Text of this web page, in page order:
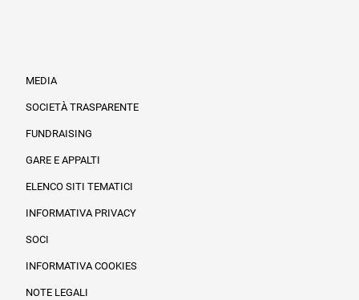
MEDIA
SOCIETÀ TRASPARENTE
FUNDRAISING
GARE E APPALTI
ELENCO SITI TEMATICI
INFORMATIVA PRIVACY
SOCI
INFORMATIVA COOKIES
NOTE LEGALI